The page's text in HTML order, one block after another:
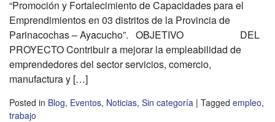
“Promoción y Fortalecimiento de Capacidades para el
Emprendimientos en 03 distritos de la Provincia de
Parinacochas – Ayacucho”. OBJETIVO DEL
PROYECTO Contribuir a mejorar la empleabilidad de
emprendedores del sector servicios, comercio,
manufactura y […]
Posted in Blog, Eventos, Noticias, Sin categoría | Tagged empleo,
trabajo